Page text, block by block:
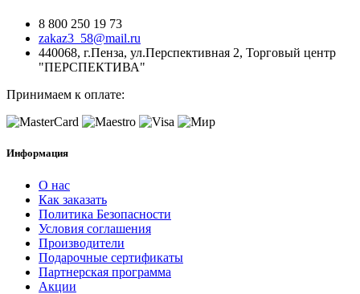
8 800 250 19 73
zakaz3_58@mail.ru
440068, г.Пенза, ул.Перспективная 2, Торговый центр
"ПЕРСПЕКТИВА"
Принимаем к оплате:
Информация
О нас
Как заказать
Политика Безопасности
Условия соглашения
Производители
Подарочные сертификаты
Партнерская программа
Акции